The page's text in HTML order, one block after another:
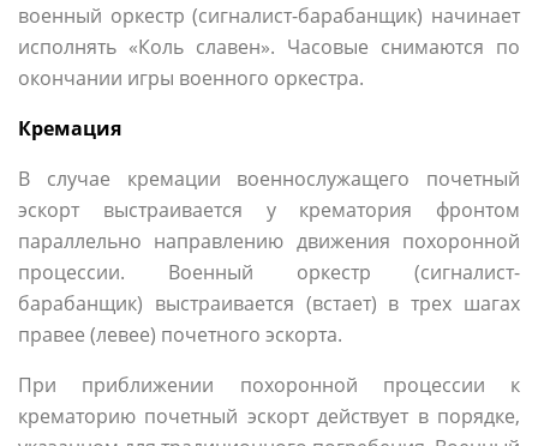
военный оркестр (сигналист-барабанщик) начинает
исполнять «Коль славен». Часовые снимаются по
окончании игры военного оркестра.
Кремация
В случае кремации военнослужащего почетный
эскорт выстраивается у крематория фронтом
параллельно направлению движения похоронной
процессии. Военный оркестр (сигналист-
барабанщик) выстраивается (встает) в трех шагах
правее (левее) почетного эскорта.
При приближении похоронной процессии к
крематорию почетный эскорт действует в порядке,